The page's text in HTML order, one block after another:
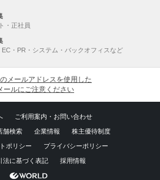
・正社員
EC・PR・システム・バックオフィスなど
メールアドレスを使用した
ールにご注意ください
ご利用案内・お問い合わせ
舗検索 企業情報 株主優待制度
ポリシー プライバシーポリシー
法に基づく表記 採用情報